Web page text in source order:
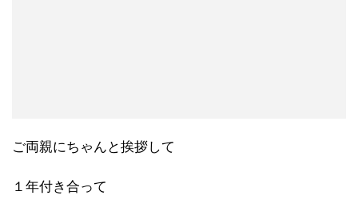
ご両親にちゃんと挨拶して
１年付き合って